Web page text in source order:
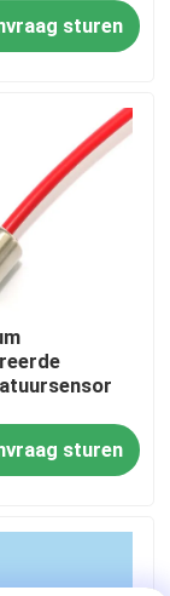
sturen
sturen